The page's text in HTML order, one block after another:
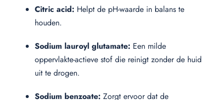
Citric acid: Helpt de pH-waarde in balans te
houden.
Sodium lauroyl glutamate: Een milde
oppervlakte-actieve stof die reinigt zonder de huid
uit te drogen.
Sodium benzoate: Zorgt ervoor dat de